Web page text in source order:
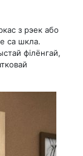
з рэек або
са шкла.
філёнгай,